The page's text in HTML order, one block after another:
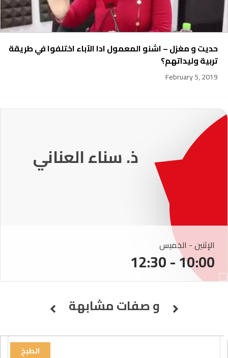
حديت و مغزل – اشنو المعمول ادا الآباء اختلفوا في طريقة
تربية وليداتهم؟
February 5, 2019
ذ. عماد ميزاب
الإثنين - الخميس
10:00 - 12:30
و صفات مشابهة
الطبخ